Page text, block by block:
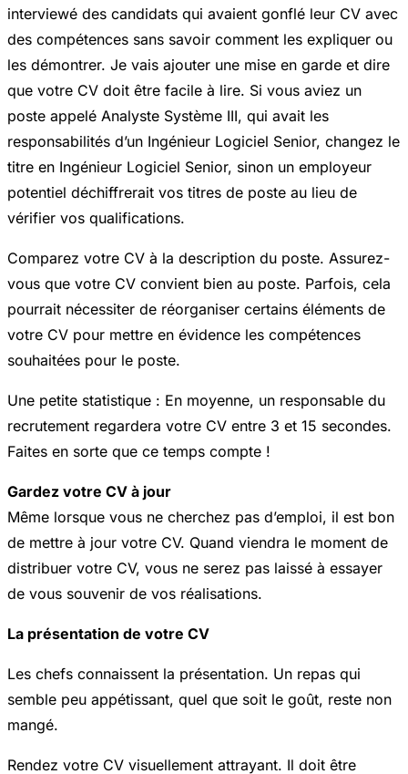
interviewé des candidats qui avaient gonflé leur CV avec
des compétences sans savoir comment les expliquer ou
les démontrer. Je vais ajouter une mise en garde et dire
que votre CV doit être facile à lire. Si vous aviez un
poste appelé Analyste Système III, qui avait les
responsabilités d’un Ingénieur Logiciel Senior, changez le
titre en Ingénieur Logiciel Senior, sinon un employeur
potentiel déchiffrerait vos titres de poste au lieu de
vérifier vos qualifications.
Comparez votre CV à la description du poste. Assurez-
vous que votre CV convient bien au poste. Parfois, cela
pourrait nécessiter de réorganiser certains éléments de
votre CV pour mettre en évidence les compétences
souhaitées pour le poste.
Une petite statistique : En moyenne, un responsable du
recrutement regardera votre CV entre 3 et 15 secondes.
Faites en sorte que ce temps compte !
Gardez votre CV à jour
Même lorsque vous ne cherchez pas d’emploi, il est bon
de mettre à jour votre CV. Quand viendra le moment de
distribuer votre CV, vous ne serez pas laissé à essayer
de vous souvenir de vos réalisations.
La présentation de votre CV
Les chefs connaissent la présentation. Un repas qui
semble peu appétissant, quel que soit le goût, reste non
mangé.
Rendez votre CV visuellement attrayant. Il doit être